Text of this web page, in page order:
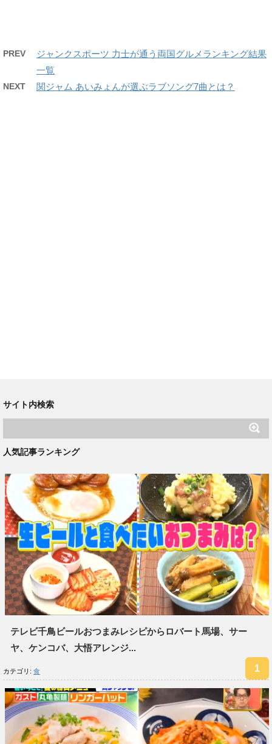
PREV
ジャンクスポーツ 力士が通う両国グルメランキング結果
一覧
NEXT 関ジャム あいみょんが選ぶラブソング7曲とは？
サイト内検索
人気記事ランキング
テレビ千鳥ビールおつまみレシピからロバート馬場、サー
ヤ、ケンコバ、大悟アレンジ...
カテゴリ: 食